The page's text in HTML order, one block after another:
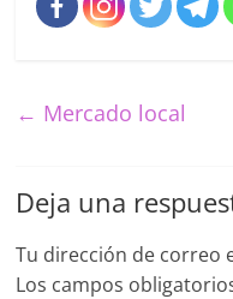
← Mercado local
Deja una
Tu dirección de correo
Los campos